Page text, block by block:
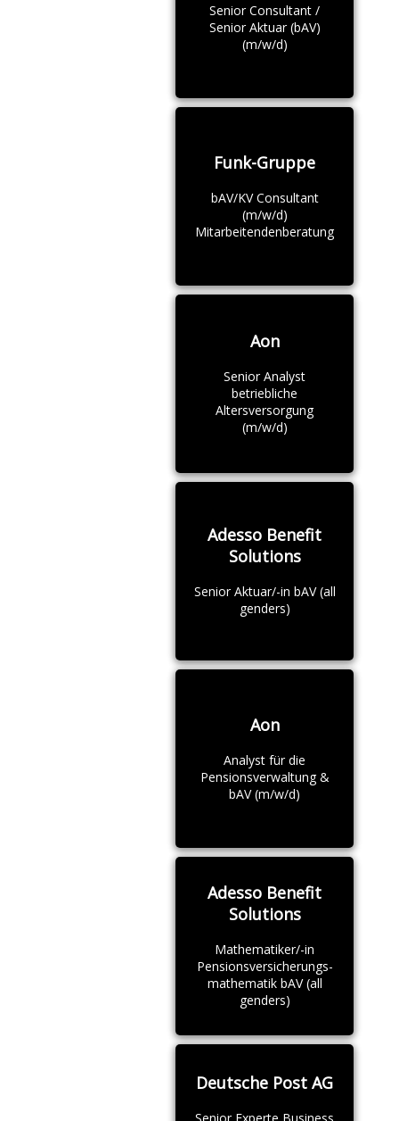
Senior Consultant /
Senior Aktuar (bAV)
(m/w/d)
Funk-Gruppe
bAV/KV Consultant
(m/w/d)
Mitarbeitendenberatung
Aon
Senior Analyst
betriebliche
Altersversorgung
(m/w/d)
Adesso Benefit
Solutions
Senior Aktuar/-in bAV (all
genders)
Aon
Analyst für die
Pensionsverwaltung &
bAV (m/w/d)
Adesso Benefit
Solutions
Mathematiker/-in
Pensionsversicherungs-
mathematik bAV (all
genders)
Deutsche Post AG